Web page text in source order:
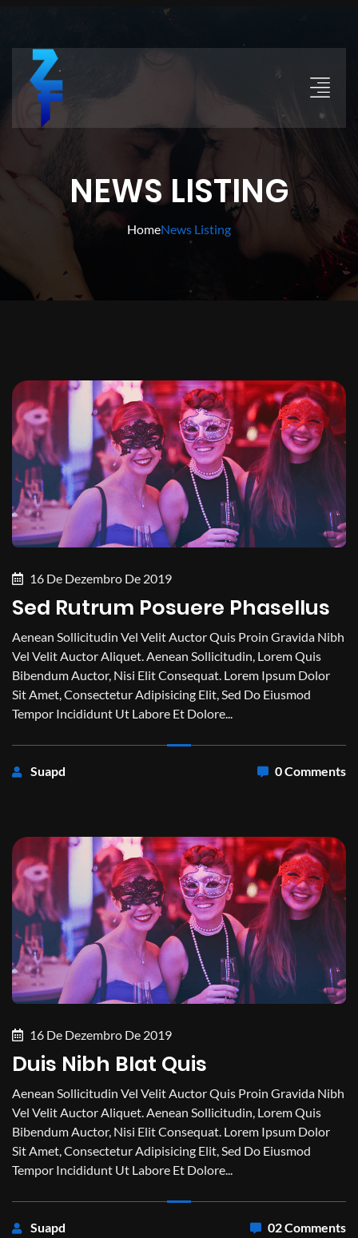
NEWS LISTING
HomeNews Listing
16 De Dezembro De 2019
Sed Rutrum Posuere Phasellus
Aenean Sollicitudin Vel Velit Auctor Quis Proin Gravida Nibh
Vel Velit Auctor Aliquet. Aenean Sollicitudin, Lorem Quis
Bibendum Auctor, Nisi Elit Consequat. Lorem Ipsum Dolor
Sit Amet, Consectetur Adipisicing Elit, Sed Do Eiusmod
Tempor Incididunt Ut Labore Et Dolore...
Suapd 0 Comments
16 De Dezembro De 2019
Duis Nibh Blat Quis
Aenean Sollicitudin Vel Velit Auctor Quis Proin Gravida Nibh
Vel Velit Auctor Aliquet. Aenean Sollicitudin, Lorem Quis
Bibendum Auctor, Nisi Elit Consequat. Lorem Ipsum Dolor
Sit Amet, Consectetur Adipisicing Elit, Sed Do Eiusmod
Tempor Incididunt Ut Labore Et Dolore...
Suapd 02 Comments